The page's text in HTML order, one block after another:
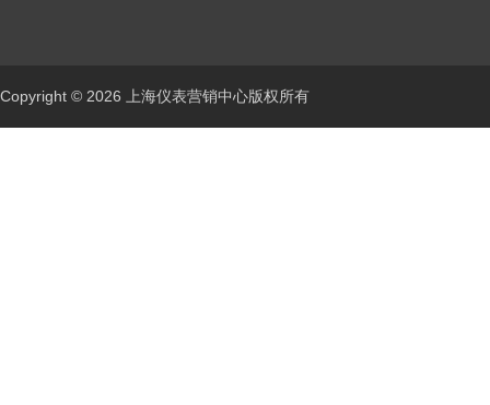
Copyright © 2026 上海仪表营销中心版权所有